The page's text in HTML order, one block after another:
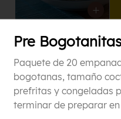
Pre
Paquete de 20
bogotanas, tamaño
prefritas y congeladas
terminar de preparar en